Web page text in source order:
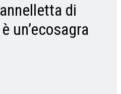
di
un’ecosagra